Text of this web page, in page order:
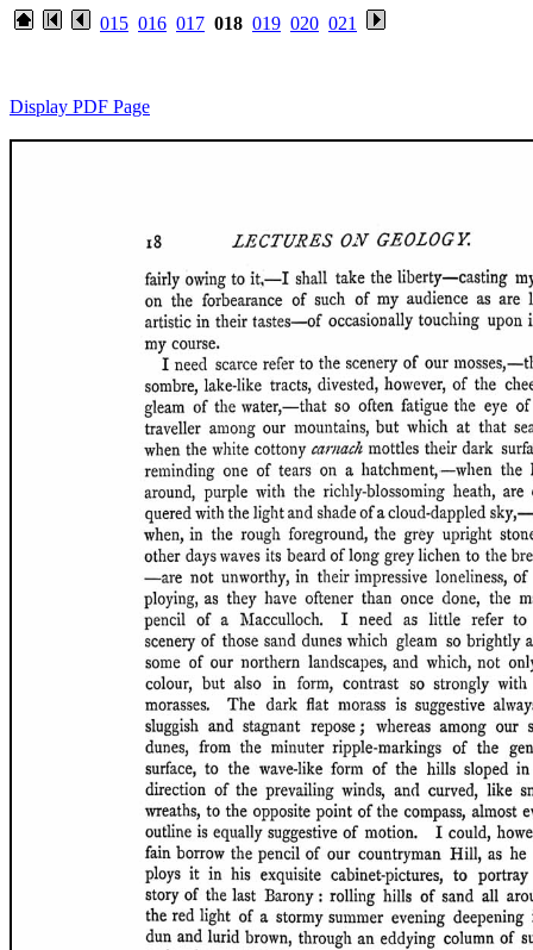
015 016 017 018 019 020 021
Display PDF Page